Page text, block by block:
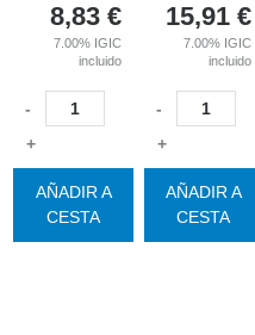
8,83 €
7.00% IGIC
incluido
-
+
AÑADIR A
CESTA
15,91 €
7.00% IGIC
incluido
-
+
AÑADIR A
CESTA